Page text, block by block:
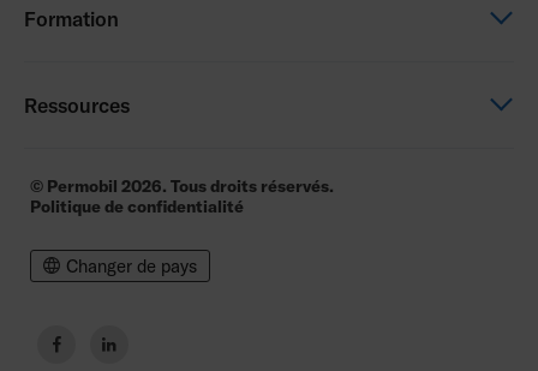
Formation
Ressources
Manuals and product data
Documents Réglementaires
Pilotes & Logiciels
Conditions Générales de Vente
© Permobil 2026. Tous droits réservés.
Politique de confidentialité
Changer de pays
facebooklinkedin